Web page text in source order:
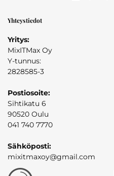
Yhteystiedot
Yritys:
MixITMax Oy
Y-tunnus:
2828585-3
Postiosoite:
Sihtikatu 6
90520 Oulu
041 740 7770
Sähköposti:
mixitmaxoy@gmail.com